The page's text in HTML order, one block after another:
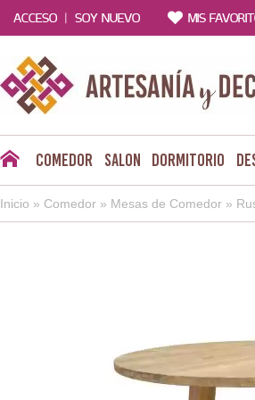
ACCESO | SOY NUEVO MIS
Comedor Salon Dormitorio
Inicio » Comedor » Mesas de Comedor »